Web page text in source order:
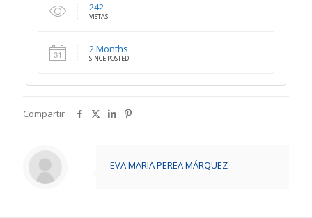
242
VISTAS
2 Months
SINCE POSTED
Compartir
EVA MARIA PEREA MÁRQUEZ